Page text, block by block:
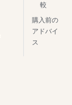
較
購入前の
アドバイ
ス